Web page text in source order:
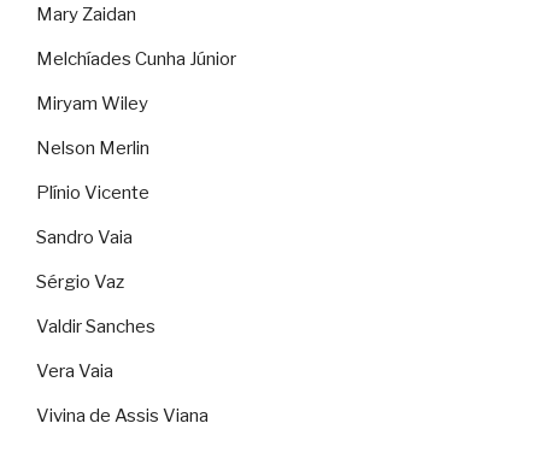
Mary Zaidan
Melchíades Cunha Júnior
Miryam Wiley
Nelson Merlin
Plínio Vicente
Sandro Vaia
Sérgio Vaz
Valdir Sanches
Vera Vaia
Vivina de Assis Viana